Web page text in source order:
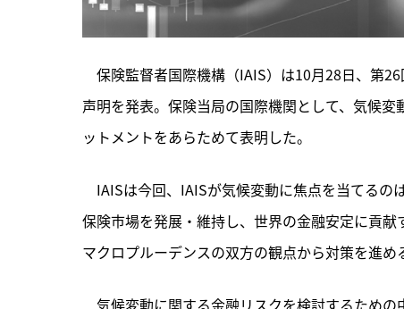
保険監督者国際機構（IAIS）は10月28日、第
声明を発表。保険当局の国際機関として、気候
ットメントをあらためて表明した。
IAISは今回、 IAISが気候変動に焦点を当てるの
保険市場を発展・維持し、世界の金融安定に貢
マクロプルーデンスの双方の観点から対策を進め
気候変動に関する金融リスクを検討するため